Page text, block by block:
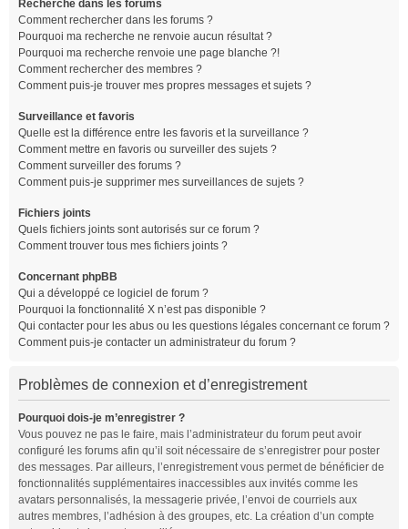
Recherche dans les forums
Comment rechercher dans les forums ?
Pourquoi ma recherche ne renvoie aucun résultat ?
Pourquoi ma recherche renvoie une page blanche ?!
Comment rechercher des membres ?
Comment puis-je trouver mes propres messages et sujets ?
Surveillance et favoris
Quelle est la différence entre les favoris et la surveillance ?
Comment mettre en favoris ou surveiller des sujets ?
Comment surveiller des forums ?
Comment puis-je supprimer mes surveillances de sujets ?
Fichiers joints
Quels fichiers joints sont autorisés sur ce forum ?
Comment trouver tous mes fichiers joints ?
Concernant phpBB
Qui a développé ce logiciel de forum ?
Pourquoi la fonctionnalité X n’est pas disponible ?
Qui contacter pour les abus ou les questions légales concernant ce forum ?
Comment puis-je contacter un administrateur du forum ?
Problèmes de connexion et d’enregistrement
Pourquoi dois-je m’enregistrer ?
Vous pouvez ne pas le faire, mais l’administrateur du forum peut avoir
configuré les forums afin qu’il soit nécessaire de s’enregistrer pour poster
des messages. Par ailleurs, l’enregistrement vous permet de bénéficier de
fonctionnalités supplémentaires inaccessibles aux invités comme les
avatars personnalisés, la messagerie privée, l’envoi de courriels aux
autres membres, l’adhésion à des groupes, etc. La création d’un compte